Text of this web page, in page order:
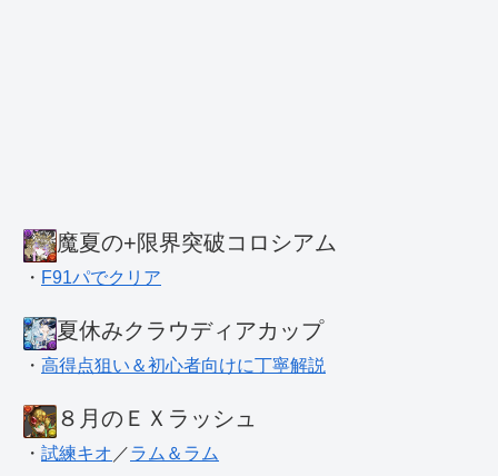
魔夏の+限界突破コロシアム
・ F91パでクリア
夏休みクラウディアカップ
・ 高得点狙い＆初心者向けに丁寧解説
８月のＥＸラッシュ
・ 試練キオ ／ラム＆ラム